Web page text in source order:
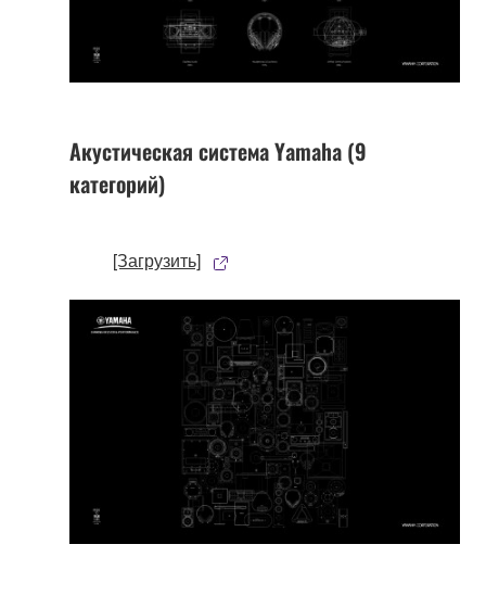
Акустическая система Yamaha (9
категорий)
[Загрузить]